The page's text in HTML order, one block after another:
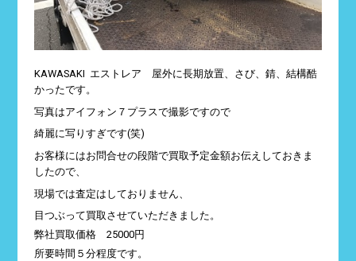
KAWASAKI エストレア 屋外に長期放置、さび、錆、結構酷
かったです。
写真はアイフォン７プラスで撮影ですので
綺麗に写りすぎです(笑)
お客様にはお問合せの段階で買取予定金額お伝えしておきま
したので、
現場では査定はしておりません、
目つぶって買取させていただきました。
弊社買取価格 25000円
所要時間５分程度です。